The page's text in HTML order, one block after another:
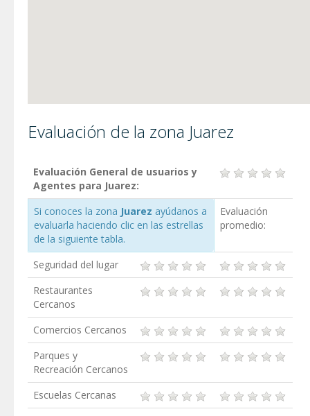
Evaluación de la zona Juarez
Evaluación General de usuarios y
Agentes para Juarez:
Si conoces la zona Juarez ayúdanos a
evaluarla haciendo clic en las estrellas
de la siguiente tabla.
Evaluación
promedio:
Seguridad del lugar
Restaurantes
Cercanos
Comercios Cercanos
Parques y
Recreación Cercanos
Escuelas Cercanas